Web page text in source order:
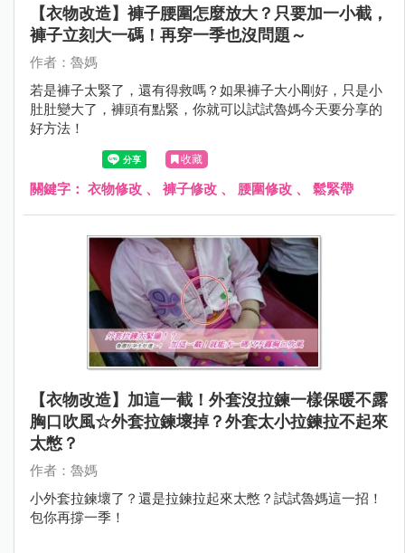
【衣物改造】褲子腰圍怎麼放大？只要加一小截，
褲子立刻大一碼！再穿一季也沒問題～
作者：魯媽
若是褲子太緊了，還有得救嗎？如果褲子大小剛好，只是小
肚肚變大了，褲頭有點緊，你就可以試試魯媽今天要分享的
好方法！
收藏
關鍵字： 衣物修改 、 褲子修改 、 腰圍修改 、 鬆緊帶
【衣物改造】加這一截！外套沒拉鍊一樣保暖不露
胸口吹風☆外套拉鍊壞掉？外套太小拉鍊拉不起來
太憋？
作者：魯媽
小外套拉鍊壞了？還是拉鍊拉起來太憋？試試魯媽這一招！
包你再撐一季！